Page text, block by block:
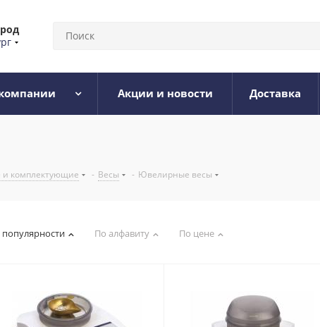
Акции и новости Доставка
комплектующие - Весы - Ювелирные весы
По алфавиту По цене